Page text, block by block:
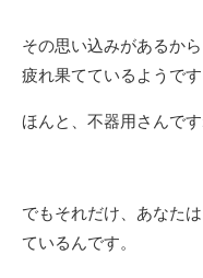
その思い込みがあるか
疲れ果てているようです
ほんと、不器用さんです
でもそれだけ、あなた
ているんです。